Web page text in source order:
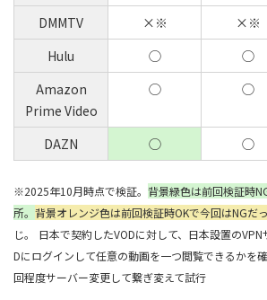
DMMTV
×※ ×※
Hulu
◯ ◯
Amazon
Prime Video
◯ ◯
DAZN ◯ ◯
※2025年10月時点で検証。 背景緑色は前回検証時
所。 背景オレンジ色は前回検証時OKで今回はNGだっ
じ。
日本で契約したVODに対して、日本設置の
Dにログインして任意の動画を一つ閲覧できるかを
回程度サーバー変更して繋ぎ変えて試行